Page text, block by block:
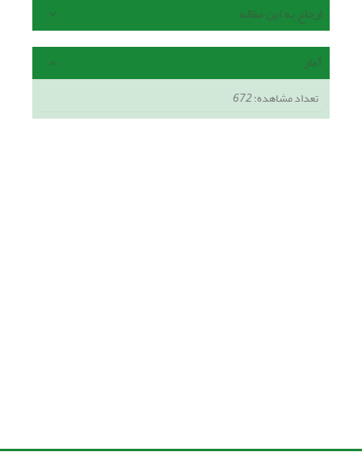
ارجاع به این مقاله
آمار
تعداد مشاهده:672